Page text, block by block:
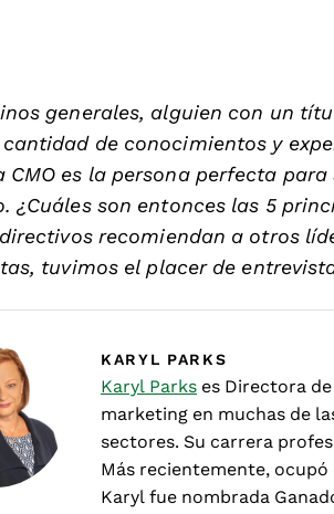
generales, alguien con un
de conocimientos y
CMO es la persona perfecta
¿Cuáles son entonces las 5
recomiendan a otros
tuvimos el placer de
KARYL PARKS
Karyl Parks es Directora
marketing en muchas de
sectores. Su carrera
Más recientemente, ocupó
Karyl fue nombrada